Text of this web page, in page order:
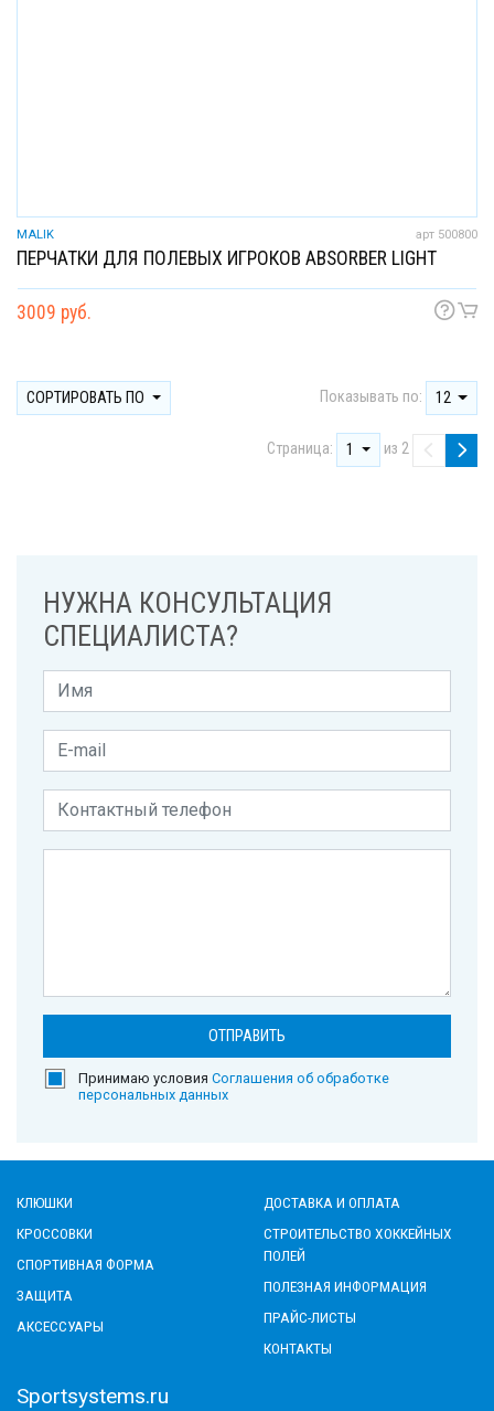
MALIK арт 500800
ПЕРЧАТКИ ДЛЯ ПОЛЕВЫХ ИГРОКОВ ABSORBER LIGHT
3009 руб.
СОРТИРОВАТЬ ПО Показывать по: 12
Страница: 1 из 2
НУЖНА КОНСУЛЬТАЦИЯ
СПЕЦИАЛИСТА?
Принимаю условия Соглашения об обработке
персональных данных
КЛЮШКИ
КРОССОВКИ
СПОРТИВНАЯ ФОРМА
ЗАЩИТА
АКСЕССУАРЫ
ДОСТАВКА И ОПЛАТА
СТРОИТЕЛЬСТВО ХОККЕЙНЫХ
ПОЛЕЙ
ПОЛЕЗНАЯ ИНФОРМАЦИЯ
ПРАЙС-ЛИСТЫ
КОНТАКТЫ
Sportsystems.ru